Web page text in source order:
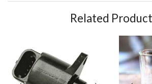
Related